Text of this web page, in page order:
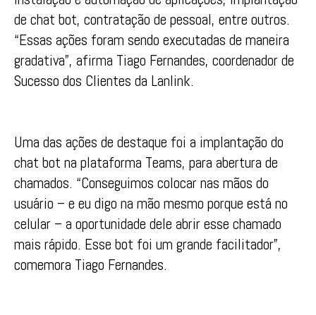
de chat bot, contratação de pessoal, entre outros.
“Essas ações foram sendo executadas de maneira
gradativa”, afirma Tiago Fernandes, coordenador de
Sucesso dos Clientes da Lanlink.
Uma das ações de destaque foi a implantação do
chat bot na plataforma Teams, para abertura de
chamados. “Conseguimos colocar nas mãos do
usuário – e eu digo na mão mesmo porque está no
celular – a oportunidade dele abrir esse chamado
mais rápido. Esse bot foi um grande facilitador”,
comemora Tiago Fernandes.